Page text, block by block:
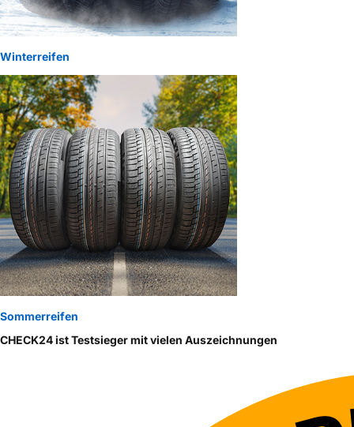
Winterreifen
Sommerreifen
CHECK24 ist Testsieger mit vielen Auszeichnungen